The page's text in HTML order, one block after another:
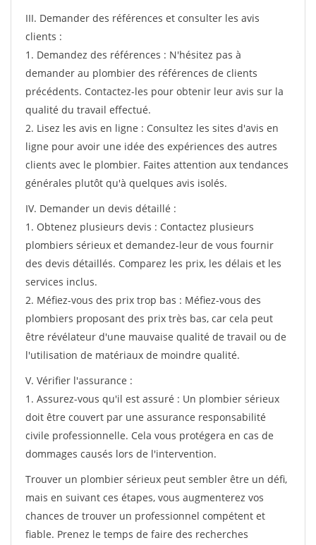
III. Demander des références et consulter les avis
clients :
1. Demandez des références : N'hésitez pas à
demander au plombier des références de clients
précédents. Contactez-les pour obtenir leur avis sur la
qualité du travail effectué.
2. Lisez les avis en ligne : Consultez les sites d'avis en
ligne pour avoir une idée des expériences des autres
clients avec le plombier. Faites attention aux tendances
générales plutôt qu'à quelques avis isolés.
IV. Demander un devis détaillé :
1. Obtenez plusieurs devis : Contactez plusieurs
plombiers sérieux et demandez-leur de vous fournir
des devis détaillés. Comparez les prix, les délais et les
services inclus.
2. Méfiez-vous des prix trop bas : Méfiez-vous des
plombiers proposant des prix très bas, car cela peut
être révélateur d'une mauvaise qualité de travail ou de
l'utilisation de matériaux de moindre qualité.
V. Vérifier l'assurance :
1. Assurez-vous qu'il est assuré : Un plombier sérieux
doit être couvert par une assurance responsabilité
civile professionnelle. Cela vous protégera en cas de
dommages causés lors de l'intervention.
Trouver un plombier sérieux peut sembler être un défi,
mais en suivant ces étapes, vous augmenterez vos
chances de trouver un professionnel compétent et
fiable. Prenez le temps de faire des recherches